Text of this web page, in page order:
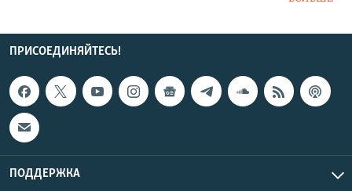
ПРИСОЕДИНЯЙТЕСЬ!
ПОДДЕРЖКА